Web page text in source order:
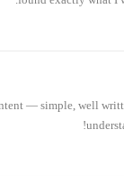
— simple, well